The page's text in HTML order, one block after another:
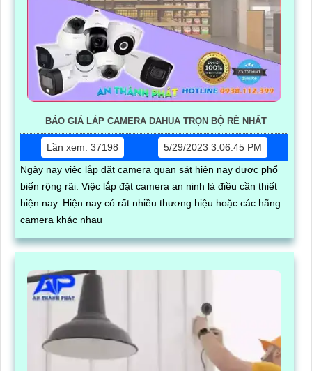
BÁO GIÁ LẮP CAMERA DAHUA TRỌN BỘ RẺ NHẤT
Lần xem: 37198
5/29/2023 3:06:45 PM
Ngày nay việc lắp đặt camera quan sát hiện nay được phổ
biến rộng rãi. Việc lắp đặt camera an ninh là điều cần thiết
hiện nay. Hiện nay có rất nhiều thương hiệu hoặc các hãng
camera khác nhau